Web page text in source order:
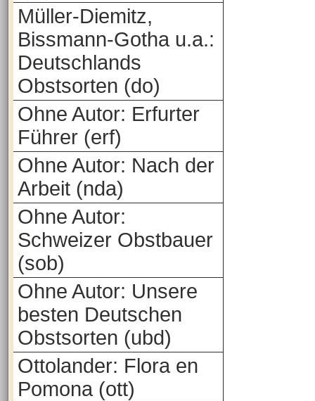
Müller-Diemitz,
Bissmann-Gotha u.a.:
Deutschlands
Obstsorten (do)
Ohne Autor: Erfurter
Führer (erf)
Ohne Autor: Nach der
Arbeit (nda)
Ohne Autor:
Schweizer Obstbauer
(sob)
Ohne Autor: Unsere
besten Deutschen
Obstsorten (ubd)
Ottolander: Flora en
Pomona (ott)